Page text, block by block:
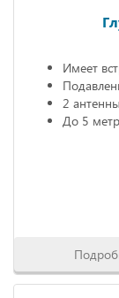
Имеет
2
До 5